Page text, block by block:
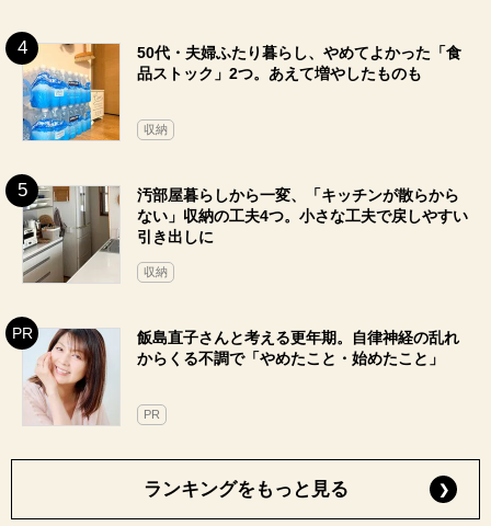
50代・夫婦ふたり暮らし、やめてよかった「食
品ストック」2つ。あえて増やしたものも
収納
汚部屋暮らしから一変、「キッチンが散らから
ない」収納の工夫4つ。小さな工夫で戻しやすい
引き出しに
収納
飯島直子さんと考える更年期。自律神経の乱れ
からくる不調で「やめたこと・始めたこと」
PR
ランキングをもっと見る